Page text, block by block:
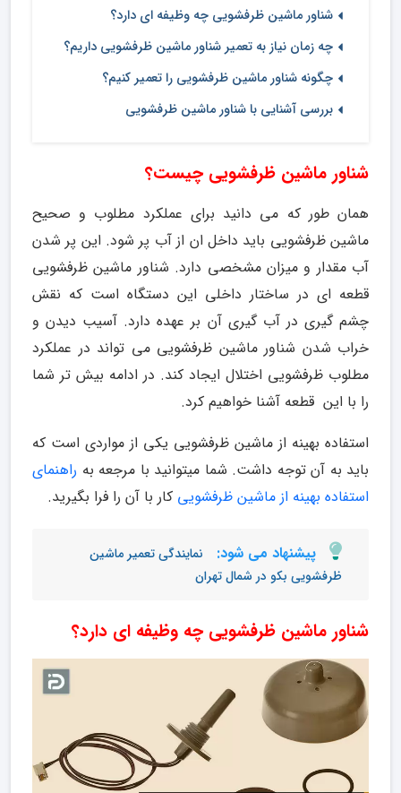
شناور ماشین ظرفشویی چه وظیفه ای دارد؟
چه زمان نیاز به تعمیر شناور ماشین ظرفشویی داریم؟
چگونه شناور ماشین ظرفشویی را تعمیر کنیم؟
بررسی آشنایی با شناور ماشین ظرفشویی
شناور ماشین ظرفشویی چیست؟
همان طور که می دانید برای عملکرد مطلوب و صحیح
ماشین ظرفشویی باید داخل ان از آب پر شود. این پر شدن
آب مقدار و میزان مشخصی دارد. شناور ماشین ظرفشویی
قطعه ای در ساختار داخلی این دستگاه است که نقش
چشم گیری در آب گیری آن بر عهده دارد. آسیب دیدن و
خراب شدن شناور ماشین ظرفشویی می تواند در عملکرد
مطلوب ظرفشویی اختلال ایجاد کند. در ادامه بیش تر شما
را با این قطعه آشنا خواهیم کرد.
استفاده بهینه از ماشین ظرفشویی یکی از مواردی است که
باید به آن توجه داشت. شما میتوانید با مرجعه به راهنمای
استفاده بهینه از ماشین ظرفشویی کار با آن را فرا بگیرید.
پیشنهاد می شود:
نمایندگی تعمیر ماشین
ظرفشویی بکو در شمال تهران
شناور ماشین ظرفشویی چه وظیفه ای دارد؟